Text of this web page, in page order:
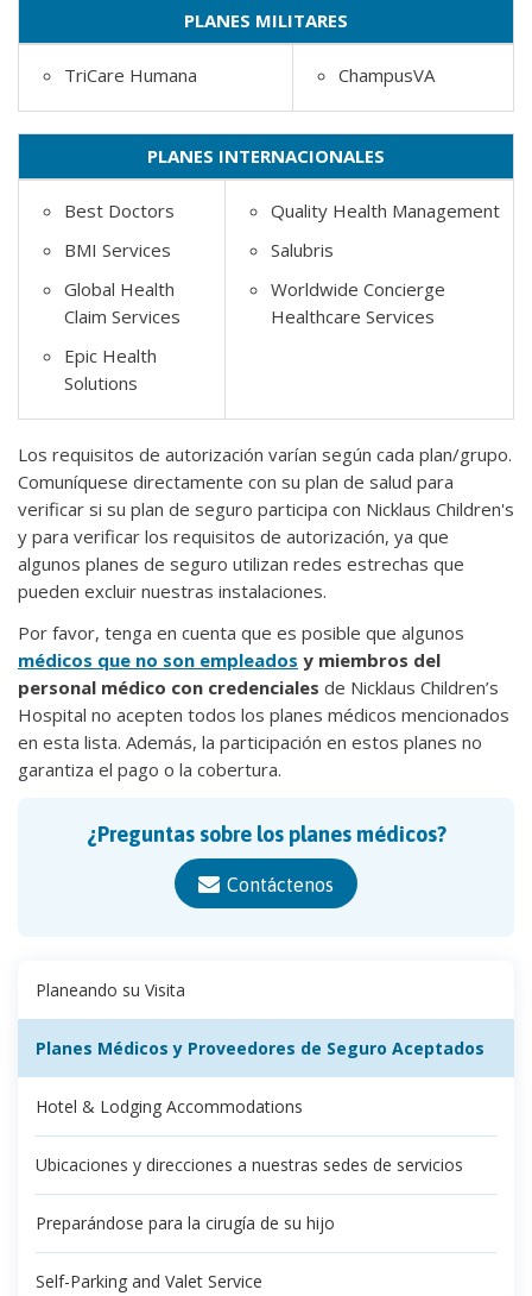
PLANES MILITARES
TriCare Humana ChampusVA
PLANES INTERNACIONALES
Best Doctors
BMI Services
Global Health
Claim Services
Epic Health
Solutions
Quality Health Management
Salubris
Worldwide Concierge
Healthcare Services
Los requisitos de autorización varían según cada plan/grupo.
Comuníquese directamente con su plan de salud para
verificar si su plan de seguro participa con Nicklaus Children's
y para verificar los requisitos de autorización, ya que
algunos planes de seguro utilizan redes estrechas que
pueden excluir nuestras instalaciones.
Por favor, tenga en cuenta que es posible que algunos
médicos que no son empleados y miembros del
personal médico con credenciales de Nicklaus Children’s
Hospital no acepten todos los planes médicos mencionados
en esta lista. Además, la participación en estos planes no
garantiza el pago o la cobertura.
¿Preguntas sobre los planes médicos?
Contáctenos
Planeando su Visita
Planes Médicos y Proveedores de Seguro Aceptados
Hotel & Lodging Accommodations
Ubicaciones y direcciones a nuestras sedes de servicios
Preparándose para la cirugía de su hijo
Self-Parking and Valet Service